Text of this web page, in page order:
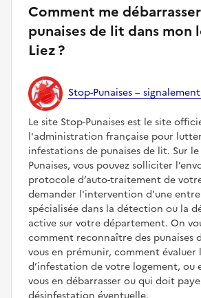
Comment me
punaises de lit dans mon
Liez ?
Stop-Punaises – signalement
Le site Stop-Punaises est le site
l'administration française pour
infestations de punaises de lit. Sur
Punaises, vous pouvez solliciter
protocole d’auto-traitement de
demander l'intervention d'une
spécialisée dans la détection ou la
active sur votre département. On
comment reconnaître des punaises
vous en prémunir, comment évaluer
d’infestation de votre logement, ou
vous en débarrasser ou qui doit